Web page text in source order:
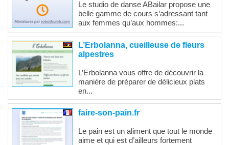
Le studio de danse ABailar propose une
belle gamme de cours s’adressant tant
aux femmes qu’aux hommes:...
L’Erbolanna, cueilleuse de fleurs
alpestres
L’Erbolanna vous offre de découvrir la
manière de préparer de délicieux plats
en...
faire-son-pain.fr
Le pain est un aliment que tout le monde
aime et qui est d’ailleurs fortement